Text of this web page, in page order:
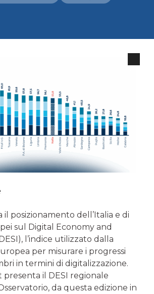
posizionamento dell’Italia e di
sul Digital Economy and
l’indice utilizzato dalla
per misurare i progressi
in termini di digitalizzazione.
il DESI regionale
da questa edizione in